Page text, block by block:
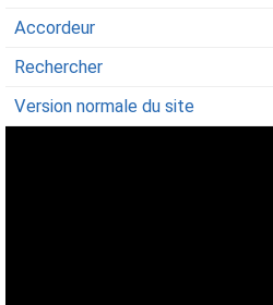
Accordeur
Rechercher
Version normale du site